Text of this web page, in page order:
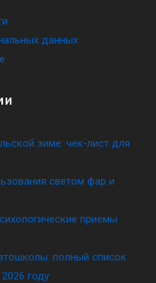
данных
зиме: чек-лист для
светом фар и
приемы
полный список
году